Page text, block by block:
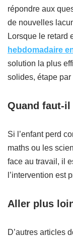
répondre aux
de nouvelles
Lorsque le retard
hebdomadaire
solution la plus
solides, étape par
Quand faut-
Si l’enfant perd
maths ou les
face au travail, il
l’intervention est
Aller plus
D’autres articles